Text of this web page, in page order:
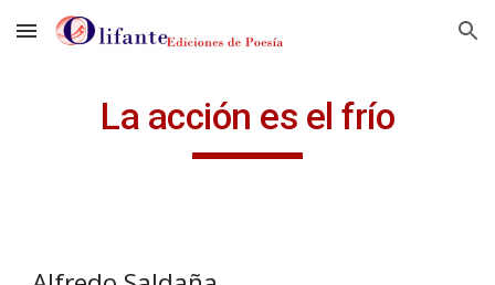
Skip to main content Skip to navigation
La acción es el frío